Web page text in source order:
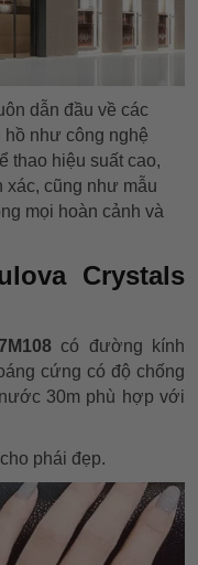
dẫn đầu về các
như công nghệ
thao hiệu suất cao,
xác, cũng như mẫu
mọi hoàn cảnh và
Crystals
có đường kính
cứng có độ chống
30m phù hợp với
phái đẹp.